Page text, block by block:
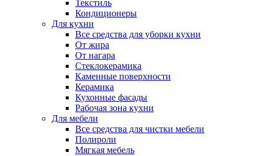
Текстиль
Кондиционеры
Для кухни
Все средства для уборки кухни
От жира
От нагара
Стеклокерамика
Каменные поверхности
Керамика
Кухонные фасады
Рабочая зона кухни
Для мебели
Все средства для чистки мебели
Полироли
Мягкая мебель